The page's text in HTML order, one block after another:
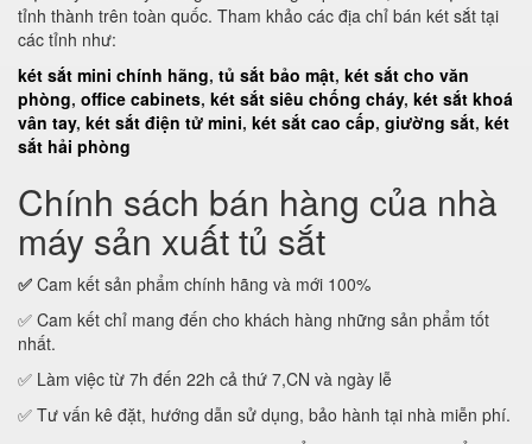
tỉnh thành trên toàn quốc. Tham khảo các địa chỉ bán két sắt tại
các tỉnh như:
két sắt mini chính hãng, tủ sắt bảo mật, két sắt cho văn
phòng, office cabinets, két sắt siêu chống cháy, két sắt khoá
vân tay, két sắt điện tử mini, két sắt cao cấp, giường sắt, két
sắt hải phòng
Chính sách bán hàng của nhà
máy sản xuất tủ sắt
✅ Cam kết sản phẩm chính hãng và mới 100%
✅ Cam kết chỉ mang đến cho khách hàng những sản phẩm tốt
nhất.
✅ Làm việc từ 7h đến 22h cả thứ 7,CN và ngày lễ
✅ Tư vấn kê đặt, hướng dẫn sử dụng, bảo hành tại nhà miễn phí.